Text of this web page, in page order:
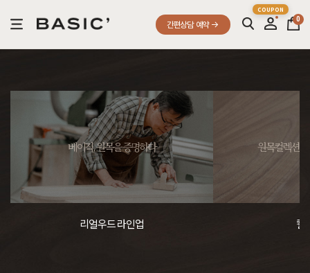
간편상담 예약
0
베이직, 원목을 증명하다
리얼우드 라인업
원목컬렉션,
컬